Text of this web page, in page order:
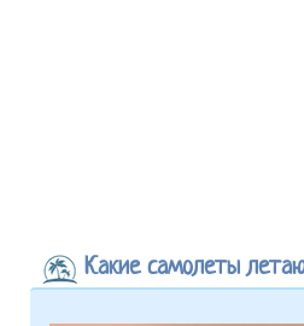
Какие самолеты